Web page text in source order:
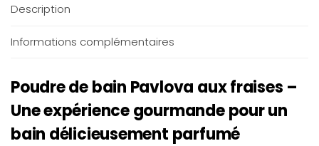
Description
Informations complémentaires
Poudre de bain Pavlova aux fraises –
Une expérience gourmande pour un
bain délicieusement parfumé